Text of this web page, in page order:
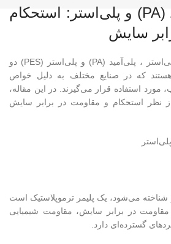
مقایسه پلی‌آمید (PA) و پلی‌استر: استحکام
سایش
مقایسه پلی‌آمید (PA) و پلی‌استر ، پلی‌آمید (PA) و پلی‌استر (PES) دو
هستند که در صنایع مختلف به دلیل خواص
مورد استفاده قرار می‌گیرند. در این مقاله،
نظر استحکام و مقاومت در برابر سایش
شناخته می‌شود، یک پلیمر ترموپلاستیک است
مقاومت در برابر سایش، مقاومت شیمیایی
گسترده‌ای دارد.